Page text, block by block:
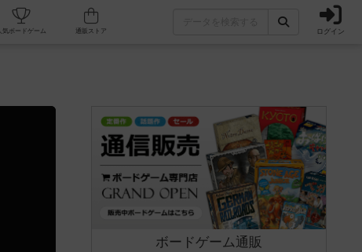
カフェ/店舗 人気ボードゲーム ログイン
ボードゲーム通販